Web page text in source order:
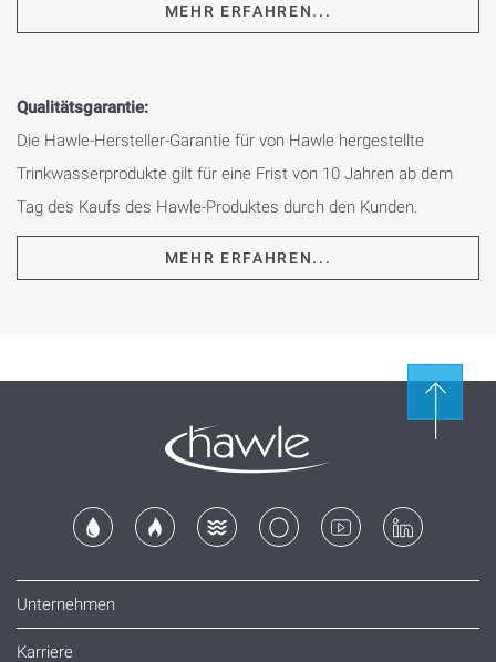
MEHR ERFAHREN...
Qualitätsgarantie:
Die Hawle-Hersteller-Garantie für von Hawle hergestellte
Trinkwasserprodukte gilt für eine Frist von 10 Jahren ab dem
Tag des Kaufs des Hawle-Produktes durch den Kunden.
MEHR ERFAHREN...
Unternehmen
Karriere